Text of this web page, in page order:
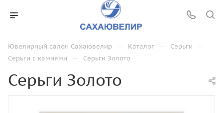
Ювелирный салон Сахаювелир — Каталог — Серьги —
Серьги с камнями — Серьги Золото
Серьги Золото